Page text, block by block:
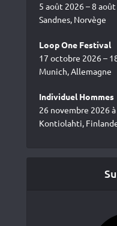
5 août 2026 – 8
Sandnes, Norvège
Loop One Festival
17 octobre 2026 –
Munich, Allemagne
Individuel Hommes
26 novembre 2026
Kontiolahti,